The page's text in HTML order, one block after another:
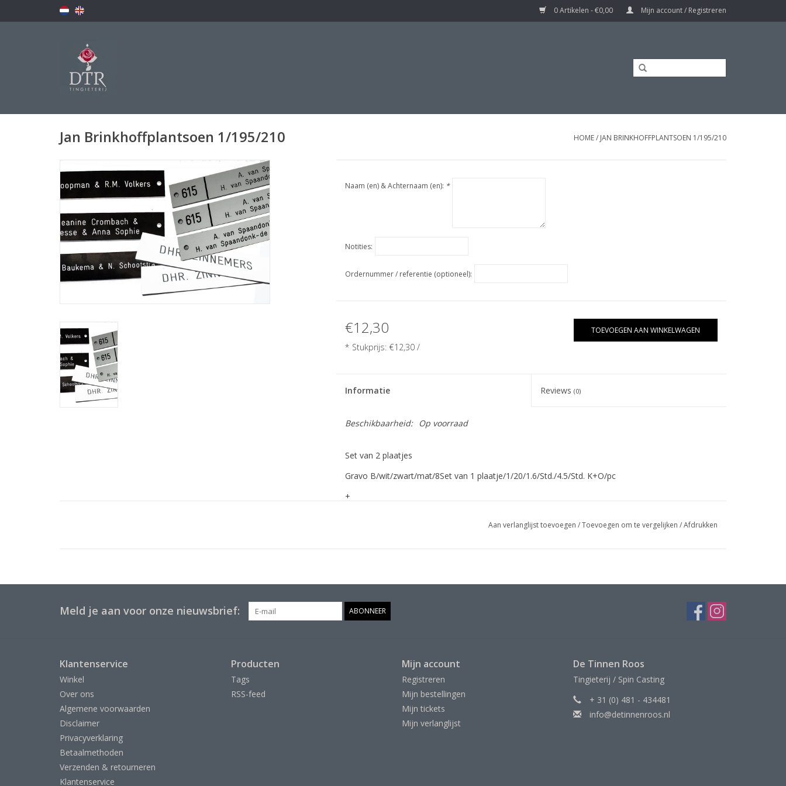
0 Artikelen - €0,00 Mijn account / Registreren
Jan Brinkhoffplantsoen 1/195/210 HOME/ JAN BRINKHOFFPLANTSOEN 1/195/210
Naam (en) & Achternaam (en): *
Notities:
Ordernummer / referentie (optioneel):
€12,30
* Stukprijs: €12,30/
TOEVOEGEN AAN WINKELWAGEN
Informatie Reviews(0)
Beschikbaarheid: Op voorraad
Set van 2 plaatjes
Gravo B/wit/zwart/mat/8Set van 1 plaatje/1/20/1.6/Std./4.5/Std. K+O/pc
+
Aan verlanglijst toevoegen /Toevoegen om te vergelijken /Afdrukken
Meld je aan voor onze nieuwsbrief: ABONNEER
Klantenservice
Winkel
Over ons
Algemene voorwaarden
Disclaimer
Privacyverklaring
Betaalmethoden
Verzenden & retourneren
Klantenservice
Producten
Tags
RSS-feed
Mijn account
Registreren
Mijn bestellingen
Mijn tickets
Mijn verlanglijst
De Tinnen Roos
Tingieterij / Spin Casting
+ 31 (0) 481 - 434481
info@detinnenroos.nl